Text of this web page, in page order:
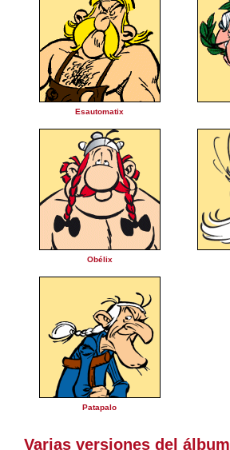
Esautomatix
Obélix
Patapalo
Varias versiones del álbum